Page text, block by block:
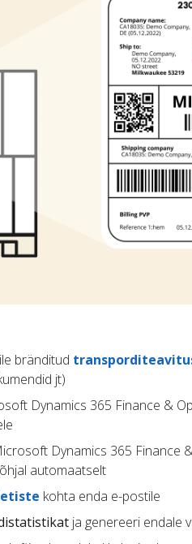
bränditud
jt)
Dynamics 365 Finance &
Dynamics 365 Finance
automaatselt
kohta enda e-postile
ja genereeri endale